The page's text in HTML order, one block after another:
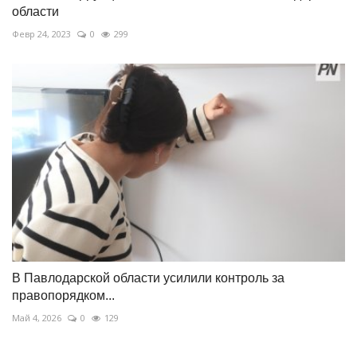
области
Февр 24, 2023 0 299
В Павлодарской области усилили контроль за
правопорядком...
Май 4, 2026 0 129